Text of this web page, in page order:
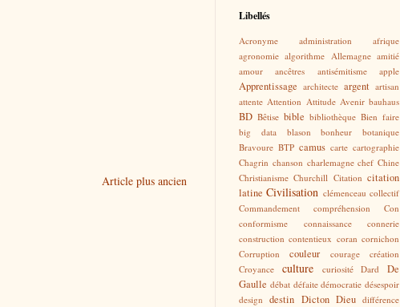
Article plus ancien
Libellés
Acronyme administration
afrique
agronomie algorithme Allemagne amitié
amour
ancêtres antisémitisme apple
Apprentissage architecte argent artisan
attente Attention Attitude Avenir bauhaus
BD Bêtise bible bibliothèque Bien faire
big data
blason bonheur
botanique
Bravoure BTP camus carte cartographie
Chagrin chanson charlemagne chef Chine
Christianisme Churchill Citation citation
latine Civilisation clémenceau collectif
Commandement
compréhension
Con
conformisme
connaissance
connerie
construction contentieux coran cornichon
Corruption
couleur courage
création
Croyance
culture curiosité Dard
De
Gaulle débat défaite démocratie désespoir
design
destin Dicton Dieu différence